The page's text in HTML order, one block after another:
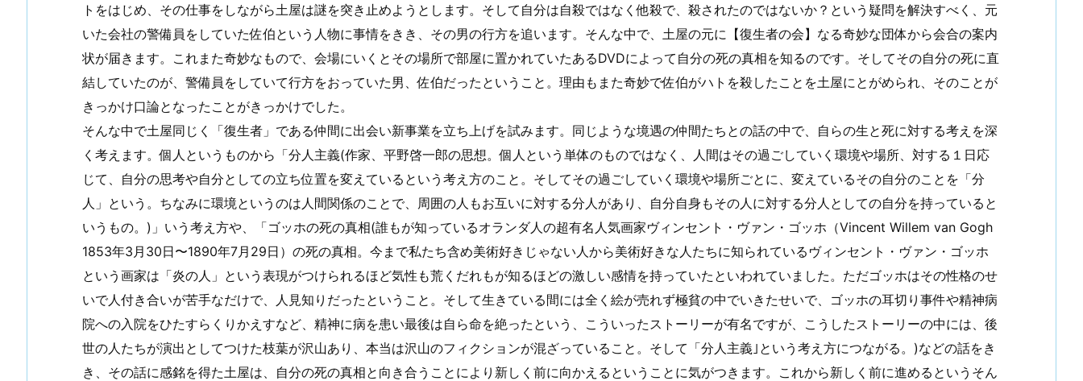
トをはじめ、その仕事をしながら土屋は謎を突き止めようとします。そして自分は自殺ではなく他殺で、殺されたのではないか？という疑問を解決すべく、元
いた会社の警備員をしていた佐伯という人物に事情をきき、その男の行方を追います。そんな中で、土屋の元に【復生者の会】なる奇妙な団体から会合の案内
状が届きます。これまた奇妙なもので、会場にいくとその場所で部屋に置かれていたあるDVDによって自分の死の真相を知るのです。そしてその自分の死に直
結していたのが、警備員をしていて行方をおっていた男、佐伯だったということ。理由もまた奇妙で佐伯がハトを殺したことを土屋にとがめられ、そのことが
きっかけ口論となったことがきっかけでした。
そんな中で土屋同じく「復生者」である仲間に出会い新事業を立ち上げを試みます。同じような境遇の仲間たちとの話の中で、自らの生と死に対する考えを深
く考えます。個人というものから「分人主義(作家、平野啓一郎の思想。個人という単体のものではなく、人間はその過ごしていく環境や場所、対する１日応
じて、自分の思考や自分としての立ち位置を変えているという考え方のこと。そしてその過ごしていく環境や場所ごとに、変えているその自分のことを「分
人」という。ちなみに環境というのは人間関係のことで、周囲の人もお互いに対する分人があり、自分自身もその人に対する分人としての自分を持っていると
いうもの。)」いう考え方や、「ゴッホの死の真相(誰もが知っているオランダ人の超有名人気画家ヴィンセント・ヴァン・ゴッホ（Vincent Willem van Gogh
1853年3月30日〜1890年7月29日）の死の真相。今まで私たち含め美術好きじゃない人から美術好きな人たちに知られているヴィンセント・ヴァン・ゴッホ
という画家は「炎の人」という表現がつけられるほど気性も荒くだれもが知るほどの激しい感情を持っていたといわれていました。ただゴッホはその性格のせ
いで人付き合いが苦手なだけで、人見知りだったということ。そして生きている間には全く絵が売れず極貧の中でいきたせいで、ゴッホの耳切り事件や精神病
院への入院をひたすらくりかえすなど、精神に病を患い最後は自ら命を絶ったという、こういったストーリーが有名ですが、こうしたストーリーの中には、後
世の人たちが演出としてつけた枝葉が沢山あり、本当は沢山のフィクションが混ざっていること。そして「分人主義｣という考え方につながる。)などの話をき
き、その話に感銘を得た土屋は、自分の死の真相と向き合うことにより新しく前に向かえるということに気がつきます。これから新しく前に進めるというそん